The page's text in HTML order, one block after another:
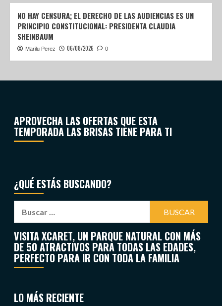
NO HAY CENSURA; EL DERECHO DE LAS AUDIENCIAS ES UN
PRINCIPIO CONSTITUCIONAL: PRESIDENTA CLAUDIA
SHEINBAUM
Marilu Perez 06/08/2026 0
APROVECHA LAS OFERTAS QUE ESTA
TEMPORADA LAS BRISAS TIENE PARA TI
¿QUÉ ESTÁS BUSCANDO?
VISITA XCARET, UN PARQUE NATURAL CON MÁS
DE 50 ATRACTIVOS PARA TODAS LAS EDADES,
PERFECTO PARA IR CON TODA LA FAMILIA
LO MÁS RECIENTE